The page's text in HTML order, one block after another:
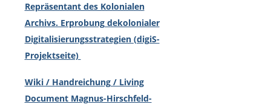
Repräsentant des Kolonialen
Archivs. Erprobung dekolonialer
Digitalisierungsstrategien (digiS-
Projektseite)
Wiki / Handreichung / Living
Document Magnus-Hirschfeld-